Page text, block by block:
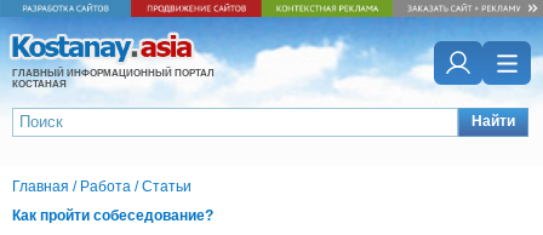
ГЛАВНЫЙ ИНФОРМАЦИОННЫЙ ПОРТАЛ
КОСТАНАЯ
Найти
Главная / Работа /Статьи
Как пройти собеседование?